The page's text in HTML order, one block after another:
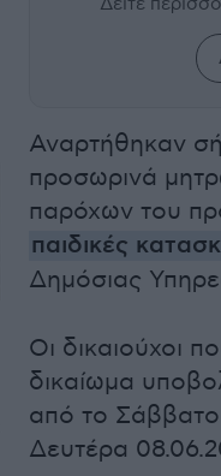
Αναρτήθηκαν
προσωρινά
παρόχων του
παιδικές
Δημόσιας
Οι δικαιούχοι
δικαίωμα
από το
Δευτέρα